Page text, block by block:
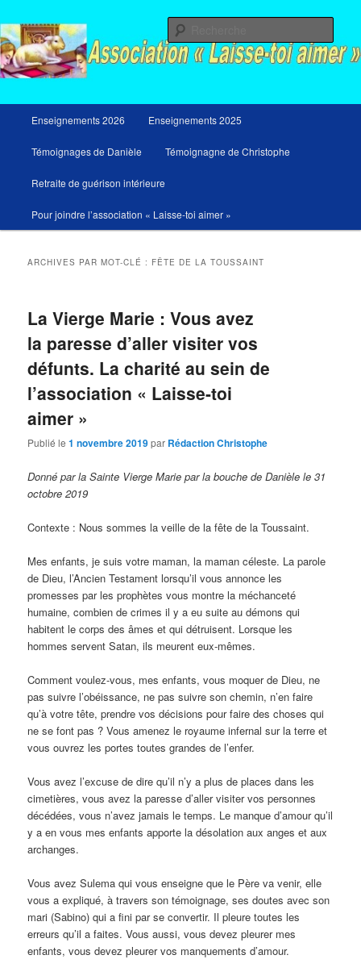
au
contenu
principal
au
contenu
secondaire
principal
Enseignements 2026 Enseignements 2025
Témoignages de Danièle Témoignagne de Christophe
Retraite de guérison intérieure
Pour joindre l’association « Laisse-toi aimer »
ARCHIVES PAR MOT-CLÉ : FÊTE DE LA TOUSSAINT
La Vierge Marie : Vous avez
la paresse d’aller visiter vos
défunts. La charité au sein de
l’association « Laisse-toi
aimer »
Publié le1 novembre 2019par Rédaction Christophe
Donné par la Sainte Vierge Marie par la bouche de Danièle le 31
octobre 2019
Contexte : Nous sommes la veille de la fête de la Toussaint.
Mes enfants, je suis votre maman, la maman céleste. La parole
de Dieu, l’Ancien Testament lorsqu’il vous annonce les
promesses par les prophètes vous montre la méchanceté
humaine, combien de crimes il y a eu suite au démons qui
habitent le corps des âmes et qui détruisent. Lorsque les
hommes servent Satan, ils meurent eux-mêmes.
Comment voulez-vous, mes enfants, vous moquer de Dieu, ne
pas suivre l’obéissance, ne pas suivre son chemin, n’en faire
qu’à votre tête, prendre vos décisions pour faire des choses qui
ne se font pas ? Vous amenez le royaume infernal sur la terre et
vous ouvrez les portes toutes grandes de l’enfer.
Vous avez l’excuse de dire qu’il n’y a plus de places dans les
cimetières, vous avez la paresse d’aller visiter vos personnes
décédées, vous n’avez jamais le temps. Le manque d’amour qu’il
y a en vous mes enfants apporte la désolation aux anges et aux
archanges.
Vous avez Sulema qui vous enseigne que le Père va venir, elle
vous a expliqué, à travers son témoignage, ses doutes avec son
mari (Sabino) qui a fini par se convertir. Il pleure toutes les
erreurs qu’il a faites. Vous aussi, vous devez pleurer mes
enfants, vous devez pleurer vos manquements d’amour.